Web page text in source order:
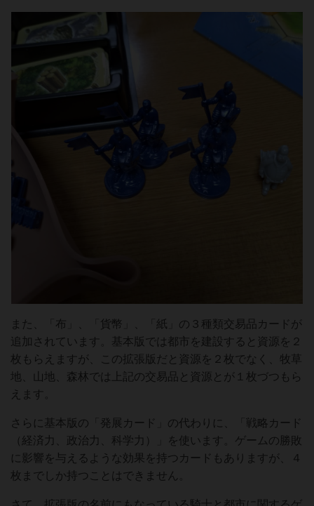
また、「布」、「貨幣」、「紙」の３種類交易品カードが
追加されています。基本版では都市を建設すると資源を２
枚もらえますが、この拡張版だと資源を２枚でなく、牧草
地、山地、森林では上記の交易品と資源とが１枚づつもら
えます。
さらに基本版の「発展カード」の代わりに、「戦略カード
（経済力、政治力、科学力）」を使います。ゲームの勝敗
に影響を与えるような効果を持つカードもありますが、４
枚までしか持つことはできません。